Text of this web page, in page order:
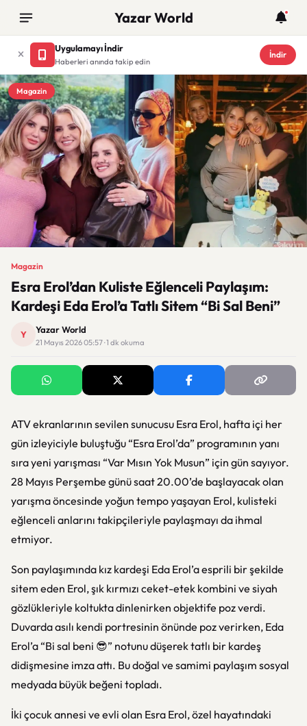
Yazar World
Uygulamayı İndir
Haberleri anında takip edin
İndir
Magazin
Magazin
Esra Erol’dan Kuliste Eğlenceli Paylaşım:
Kardeşi Eda Erol’a Tatlı Sitem “Bi Sal Beni”
Y Yazar World
21 Mayıs 2026 05:57 · 1 dk okuma
ATV ekranlarının sevilen sunucusu Esra Erol, hafta içi her
gün izleyiciyle buluştuğu “Esra Erol’da” programının yanı
sıra yeni yarışması “Var Mısın Yok Musun” için gün sayıyor.
28 Mayıs Perşembe günü saat 20.00’de başlayacak olan
yarışma öncesinde yoğun tempo yaşayan Erol, kulisteki
eğlenceli anlarını takipçileriyle paylaşmayı da ihmal
etmiyor.
Son paylaşımında kız kardeşi Eda Erol’a esprili bir şekilde
sitem eden Erol, şık kırmızı ceket-etek kombini ve siyah
gözlükleriyle koltukta dinlenirken objektife poz verdi.
Duvarda asılı kendi portresinin önünde poz verirken, Eda
Erol’a “Bi sal beni 😎” notunu düşerek tatlı bir kardeş
didişmesine imza attı. Bu doğal ve samimi paylaşım sosyal
medyada büyük beğeni topladı.
İki çocuk annesi ve evli olan Esra Erol, özel hayatındaki